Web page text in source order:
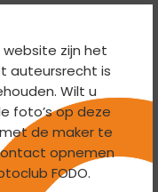
zijn het
auteursrecht is
Wilt u
foto’s op deze
de maker te
opnemen
FODO.
voor een
naar Giel en Lia,
een heerlijke soep.
huis, maar
geen genoeg van